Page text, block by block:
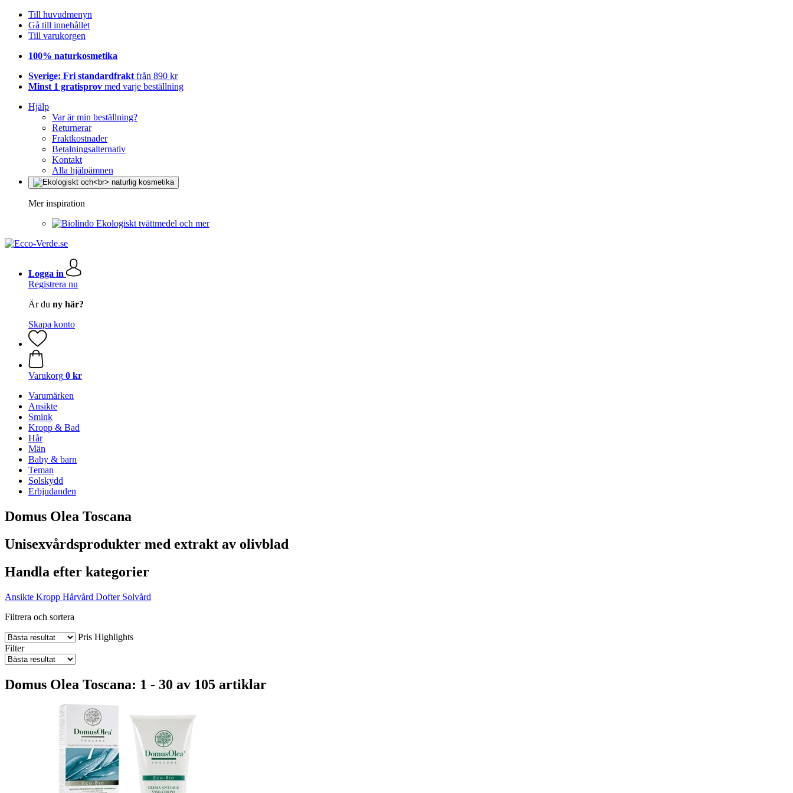
Till huvudmenyn
Gå till innehållet
Till varukorgen
100% naturkosmetika
Sverige: Fri standardfrakt från 890 kr
Minst 1 gratisprov med varje beställning
Hjälp
Var är min beställning?
Returnerar
Fraktkostnader
Betalningsalternativ
Kontakt
Alla hjälpämnen
Mer inspiration
Ekologiskt tvättmedel och mer
Logga in
Registrera nu
Är du ny här?
Skapa konto
Varukorg 0 kr
Varumärken
Ansikte
Smink
Kropp & Bad
Hår
Män
Baby & barn
Teman
Solskydd
Erbjudanden
Domus Olea Toscana
Unisexvårdsprodukter med extrakt av olivblad
Handla efter kategorier
Ansikte Kropp Hårvård Dofter Solvård
Filtrera och sortera
Pris Highlights
Filter
Domus Olea Toscana: 1 - 30 av 105 artiklar